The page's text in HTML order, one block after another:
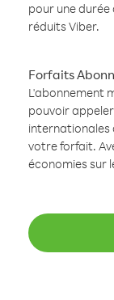
pour une
réduits Viber.
Forfaits
L'abonnement
pouvoir
internationales
votre forfait.
économies sur